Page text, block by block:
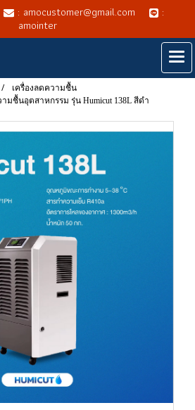
: amocustomer@gmail.com :
amointer
เครื่องลดความชื้น
มชื้นอุตสาหกรรม รุ่น Humicut 138L สีดำ